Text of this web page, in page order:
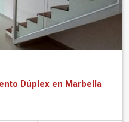
Dúplex en Marbella